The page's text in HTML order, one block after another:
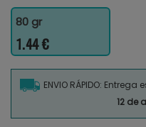
80 gr
1.44 €
ENVIO RÁPIDO:
12 de